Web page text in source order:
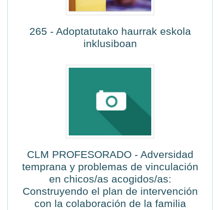
265 - Adoptatutako haurrak eskola
inklusiboan
CLM PROFESORADO - Adversidad
temprana y problemas de vinculación
en chicos/as acogidos/as:
Construyendo el plan de intervención
con la colaboración de la familia